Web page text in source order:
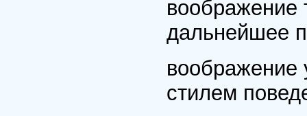
воображение
дальнейшее
воображение
стилем